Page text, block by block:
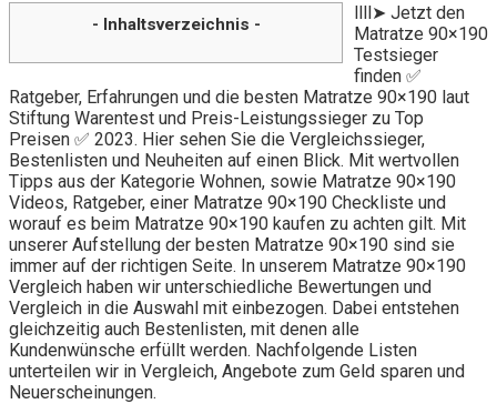
- Inhaltsverzeichnis -
llll➤ Jetzt den
Matratze 90×190
Testsieger
finden ✅
Ratgeber, Erfahrungen und die besten Matratze 90×190 laut
Stiftung Warentest und Preis-Leistungssieger zu Top
Preisen ✅ 2023. Hier sehen Sie die Vergleichssieger,
Bestenlisten und Neuheiten auf einen Blick. Mit wertvollen
Tipps aus der Kategorie Wohnen, sowie Matratze 90×190
Videos, Ratgeber, einer Matratze 90×190 Checkliste und
worauf es beim Matratze 90×190 kaufen zu achten gilt. Mit
unserer Aufstellung der besten Matratze 90×190 sind sie
immer auf der richtigen Seite. In unserem Matratze 90×190
Vergleich haben wir unterschiedliche Bewertungen und
Vergleich in die Auswahl mit einbezogen. Dabei entstehen
gleichzeitig auch Bestenlisten, mit denen alle
Kundenwünsche erfüllt werden. Nachfolgende Listen
unterteilen wir in Vergleich, Angebote zum Geld sparen und
Neuerscheinungen.